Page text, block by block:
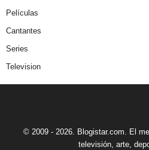
Películas
Cantantes
Series
Television
© 2009 - 2026. Blogistar.com. El
televisión, arte,